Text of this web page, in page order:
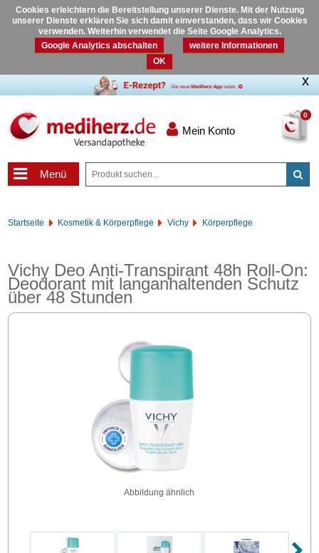
Cookies erleichtern die Bereitstellung unserer Dienste. Mit der Nutzung
unserer Dienste erklären Sie sich damit einverstanden, dass wir Cookies
verwenden. Weiterhin verwendet die Seite Google Analytics.
Google Analytics abschalten
weitere Informationen
OK
0
Mein Konto
Menü
Startseite Kosmetik & Körperpflege Vichy Körperpflege
Vichy Deo Anti-Transpirant 48h Roll-On:
Deodorant mit langanhaltenden Schutz
über 48 Stunden
Abbildung ähnlich